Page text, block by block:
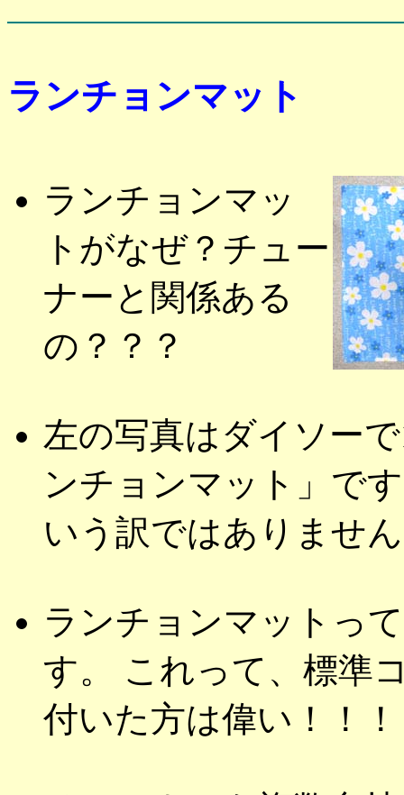
ランチョンマット
ランチョンマッ
トがなぜ？チュー
ナーと関係ある
の？？？
左の写真はダイソー
ンチョンマット」で
いう訳ではありませ
ランチョンマットっ
す。 これって、標準
付いた方は偉い！！！